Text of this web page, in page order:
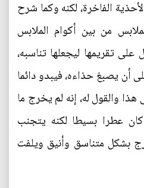
الفاخرة، لكنه وكما شرح
من بين أكوام الملابس
على تقريمها ليجعلها تناسبه،
يصبغ حذاءه، فيبدو دائما
والقول له، إنه لم يخرج ما
عطرا بسيطا لكنه يتجنب
بشكل متناسق وأنيق ويلفت